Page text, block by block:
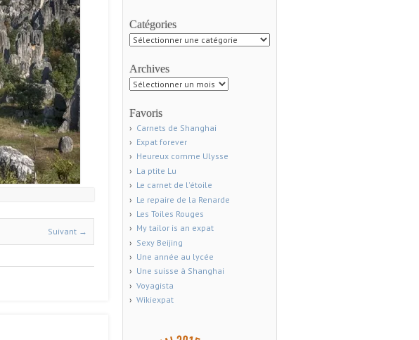
Suivant →
Catégories
Catégories
Archives
Archives
Favoris
Carnets de Shanghai
Expat forever
Heureux comme Ulysse
La ptite Lu
Le carnet de l'étoile
Le repaire de la Renarde
Les Toiles Rouges
My tailor is an expat
Sexy Beijing
Une année au lycée
Une suisse à Shanghai
Voyagista
Wikiexpat